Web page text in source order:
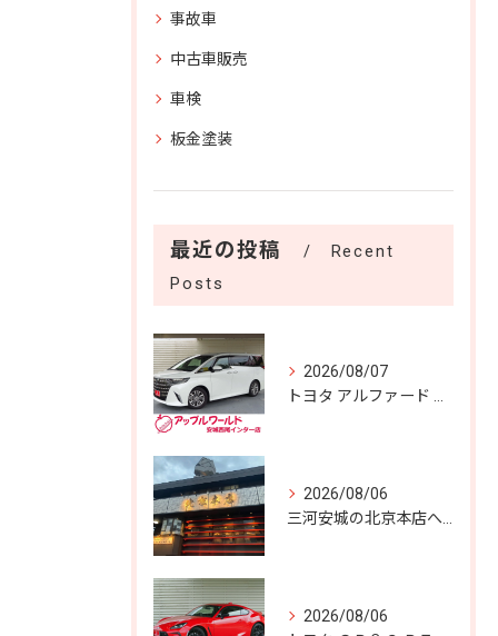
事故車
中古車販売
車検
板金塗装
最近の投稿
Recent
Posts
2026/08/07
2026/08/06
2026/08/06